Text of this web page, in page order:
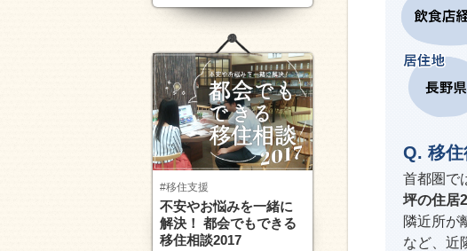
移
首都圏で
坪の住居
隣近所が
など、近
#移住支援
不安やお悩みを一緒に
解決！ 都会でもできる
移住相談2017